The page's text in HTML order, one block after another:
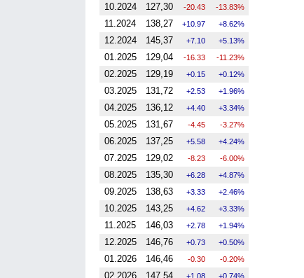
10.2024 127,30 -20.43 -13.83%
11.2024 138,27 10.97 8.62%
12.2024 145,37 7.10 5.13%
01.2025 129,04 -16.33 -11.23%
02.2025 129,19 0.15 0.12%
03.2025 131,72 2.53 1.96%
04.2025 136,12 4.40 3.34%
05.2025 131,67 -4.45 -3.27%
06.2025 137,25 5.58 4.24%
07.2025 129,02 -8.23 -6.00%
08.2025 135,30 6.28 4.87%
09.2025 138,63 3.33 2.46%
10.2025 143,25 4.62 3.33%
11.2025 146,03 2.78 1.94%
12.2025 146,76 0.73 0.50%
01.2026 146,46 -0.30 -0.20%
02.2026 147,54 1.08 0.74%